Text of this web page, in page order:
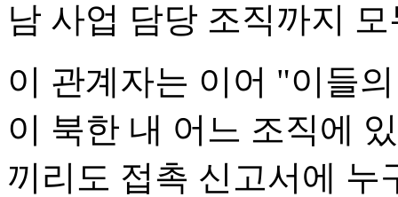
남 사업 담당 조직까지
이 관계자는 이어 "이들
이 북한 내 어느 조직에
끼리도 접촉 신고서에 누